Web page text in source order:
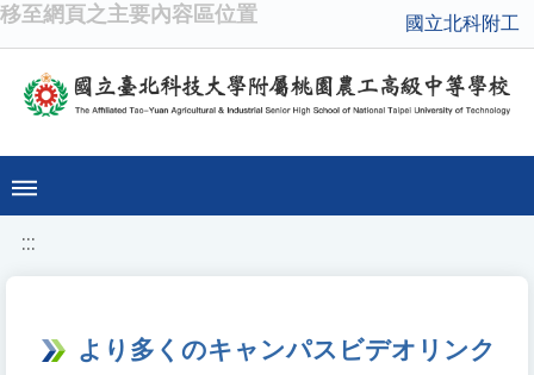
移至網頁之主要內容區位置 國立北科附工
:::
より多くのキャンパスビデオリンク